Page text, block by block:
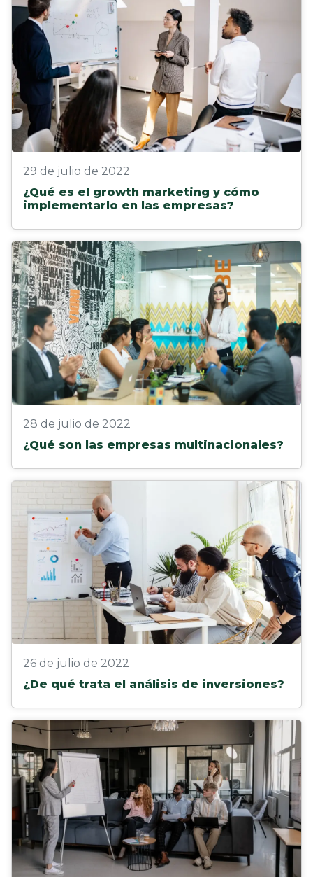
29 de julio de 2022
¿Qué es el growth marketing y cómo
implementarlo en las empresas?
28 de julio de 2022
¿Qué son las empresas multinacionales?
26 de julio de 2022
¿De qué trata el análisis de inversiones?